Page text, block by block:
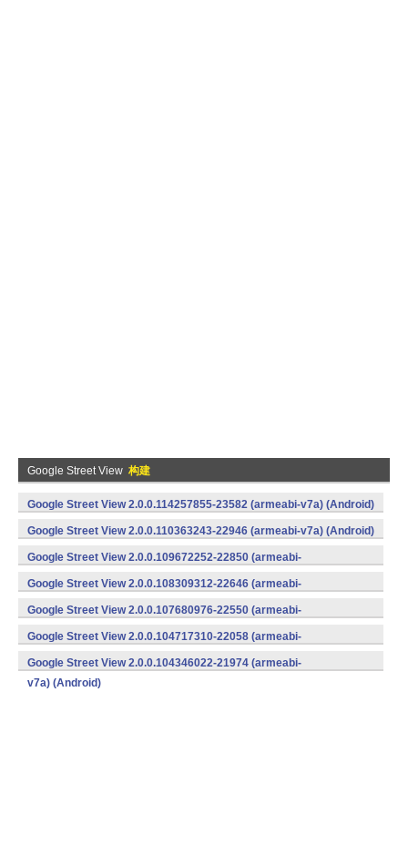
Google Street View 构建
Google Street View 2.0.0.114257855-23582 (armeabi-v7a) (Android)
Google Street View 2.0.0.110363243-22946 (armeabi-v7a) (Android)
Google Street View 2.0.0.109672252-22850 (armeabi-
v7a) (Android)
Google Street View 2.0.0.108309312-22646 (armeabi-
v7a) (Android)
Google Street View 2.0.0.107680976-22550 (armeabi-
v7a) (Android)
Google Street View 2.0.0.104717310-22058 (armeabi-
v7a) (Android)
Google Street View 2.0.0.104346022-21974 (armeabi-
v7a) (Android)